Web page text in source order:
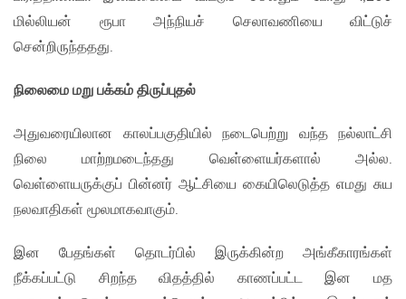
மில்லியன் ரூபா அந்நியச் செலாவணியை விட்டுச்
சென்றிருந்ததது.
நிலைமை மறு பக்கம் திருப்புதல்
அதுவரையிலான காலப்பகுதியில் நடைபெற்று வந்த நல்லாட்சி
நிலை மாற்றமடைந்தது வெள்ளையர்களால் அல்ல.
வெள்ளையருக்குப் பின்னர் ஆட்சியை கையிலெடுத்த எமது சுய
நலவாதிகள் மூலமாகவாகும்.
இன பேதங்கள் தொடர்பில் இருக்கின்ற அங்கீகாரங்கள்
நீக்கப்பட்டு சிறந்த விதத்தில் காணப்பட்ட இன மத